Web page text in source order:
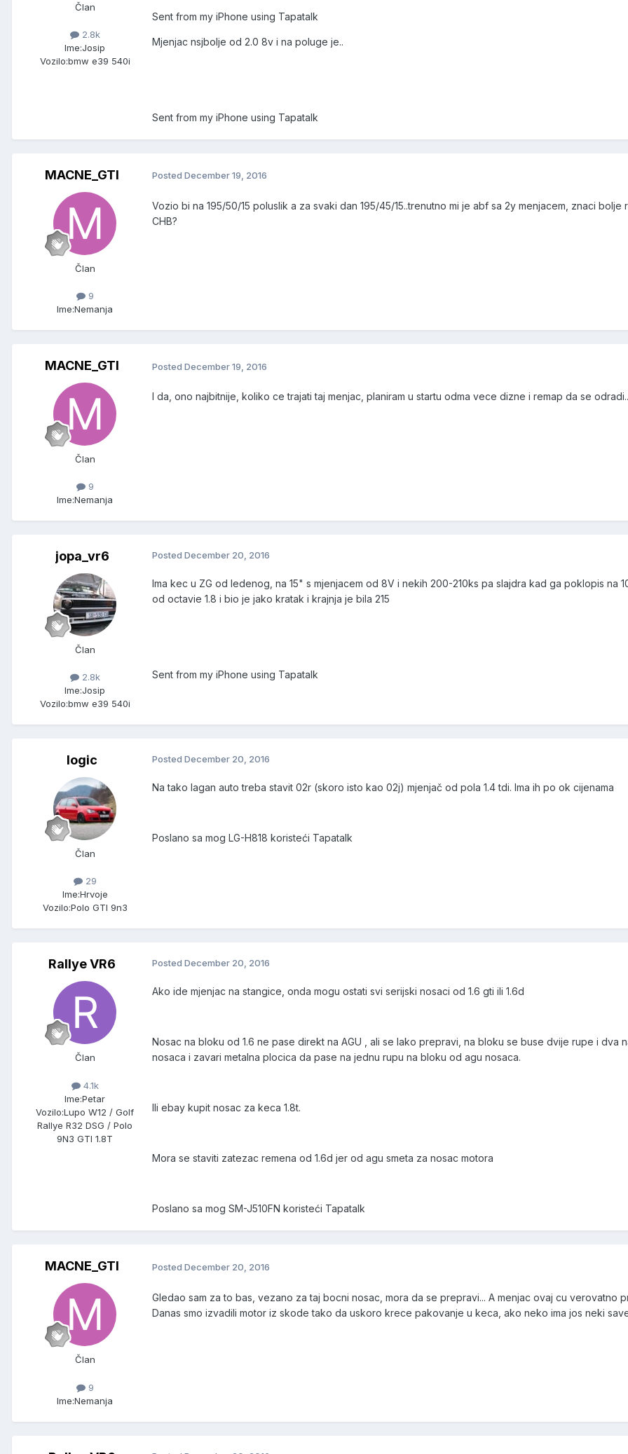
Član
2.8k
Ime:Josip
Vozilo:bmw e39 540i
Sent from my iPhone using Tapatalk
Mjenjac nsjbolje od 2.0 8v i na poluge je..
Sent from my iPhone using Tapatalk
MACNE_GTI
Član
9
Ime:Nemanja
Posted December 19, 2016
Vozio bi na 195/50/15 poluslik a za svaki dan 195/45/15..trenutno mi je abf sa 2y menjacem, znaci
CHB?
MACNE_GTI
Član
9
Ime:Nemanja
Posted December 19, 2016
I da, ono najbitnije, koliko ce trajati taj menjac, planiram u startu odma vece dizne i remap da se
jopa_vr6
Član
2.8k
Ime:Josip
Vozilo:bmw e39 540i
Posted December 20, 2016
Ima kec u ZG od ledenog, na 15" s mjenjacem od 8V i nekih 200-210ks pa slajdra kad ga poklopis na
od octavie 1.8 i bio je jako kratak i krajnja je bila 215
Sent from my iPhone using Tapatalk
logic
Član
29
Ime:Hrvoje
Vozilo:Polo GTI 9n3
Posted December 20, 2016
Na tako lagan auto treba stavit 02r (skoro isto kao 02j) mjenjač od pola 1.4 tdi. Ima ih po ok cijenama
Poslano sa mog LG-H818 koristeći Tapatalk
Rallye VR6
Član
4.1k
Ime:Petar
Vozilo:Lupo W12 / Golf
Rallye R32 DSG / Polo
9N3 GTI 1.8T
Posted December 20, 2016
Ako ide mjenjac na stangice, onda mogu ostati svi serijski nosaci od 1.6 gti ili 1.6d
Nosac na bloku od 1.6 ne pase direkt na AGU , ali se lako prepravi, na bloku se buse dvije rupe i dva
nosaca i zavari metalna plocica da pase na jednu rupu na bloku od agu nosaca.
Ili ebay kupit nosac za keca 1.8t.
Mora se staviti zatezac remena od 1.6d jer od agu smeta za nosac motora
Poslano sa mog SM-J510FN koristeći Tapatalk
MACNE_GTI
Član
9
Ime:Nemanja
Posted December 20, 2016
Gledao sam za to bas, vezano za taj bocni nosac, mora da se prepravi... A menjac ovaj cu verovatno
Danas smo izvadili motor iz skode tako da uskoro krece pakovanje u keca, ako neko ima jos neki